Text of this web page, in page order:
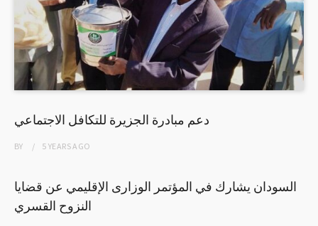
دعم مبادرة الجزيرة للتكافل الاجتماعي
BY 5 YEARSAGO
السودان يشارك في المؤتمر الوزارى الإقليمي عن قضايا
النزوح القسري